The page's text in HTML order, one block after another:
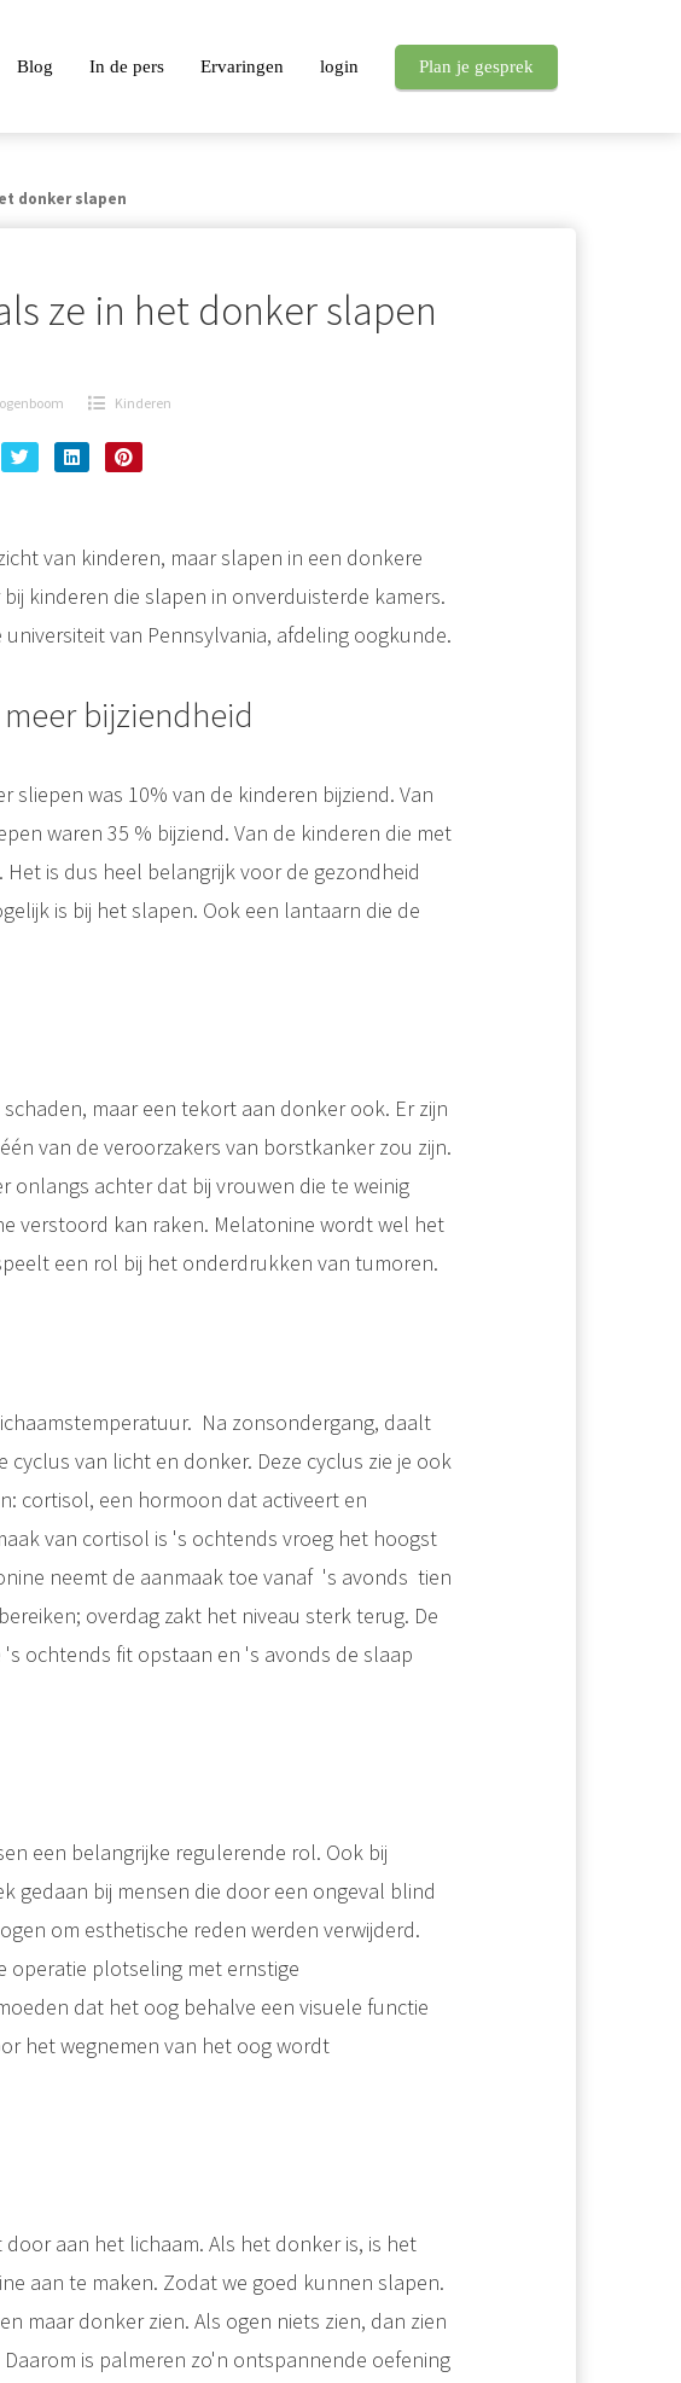
Blog In de pers Ervaringen login Plan je gesprek
donker slapen
ze in het donker slapen
Kinderen
van kinderen, maar slapen in een donkere
kinderen die slapen in onverduisterde kamers.
van Pennsylvania, afdeling oogkunde.
bijziendheid
sliepen was 10% van de kinderen bijziend. Van
waren 35 % bijziend. Van de kinderen die met
is dus heel belangrijk voor de gezondheid
is bij het slapen. Ook een lantaarn die de
maar een tekort aan donker ook. Er zijn
van de veroorzakers van borstkanker zou zijn.
onlangs achter dat bij vrouwen die te weinig
verstoord kan raken. Melatonine wordt wel het
een rol bij het onderdrukken van tumoren.
Na zonsondergang, daalt
van licht en donker. Deze cyclus zie je ook
cortisol, een hormoon dat activeert en
van cortisol is 's ochtends vroeg het hoogst
neemt de aanmaak toe vanaf 's avonds tien
overdag zakt het niveau sterk terug. De
ochtends fit opstaan en 's avonds de slaap
een belangrijke regulerende rol. Ook bij
gedaan bij mensen die door een ongeval blind
om esthetische reden werden verwijderd.
operatie plotseling met ernstige
dat het oog behalve een visuele functie
het wegnemen van het oog wordt
aan het lichaam. Als het donker is, is het
aan te maken. Zodat we goed kunnen slapen.
maar donker zien. Als ogen niets zien, dan zien
is palmeren zo'n ontspannende oefening